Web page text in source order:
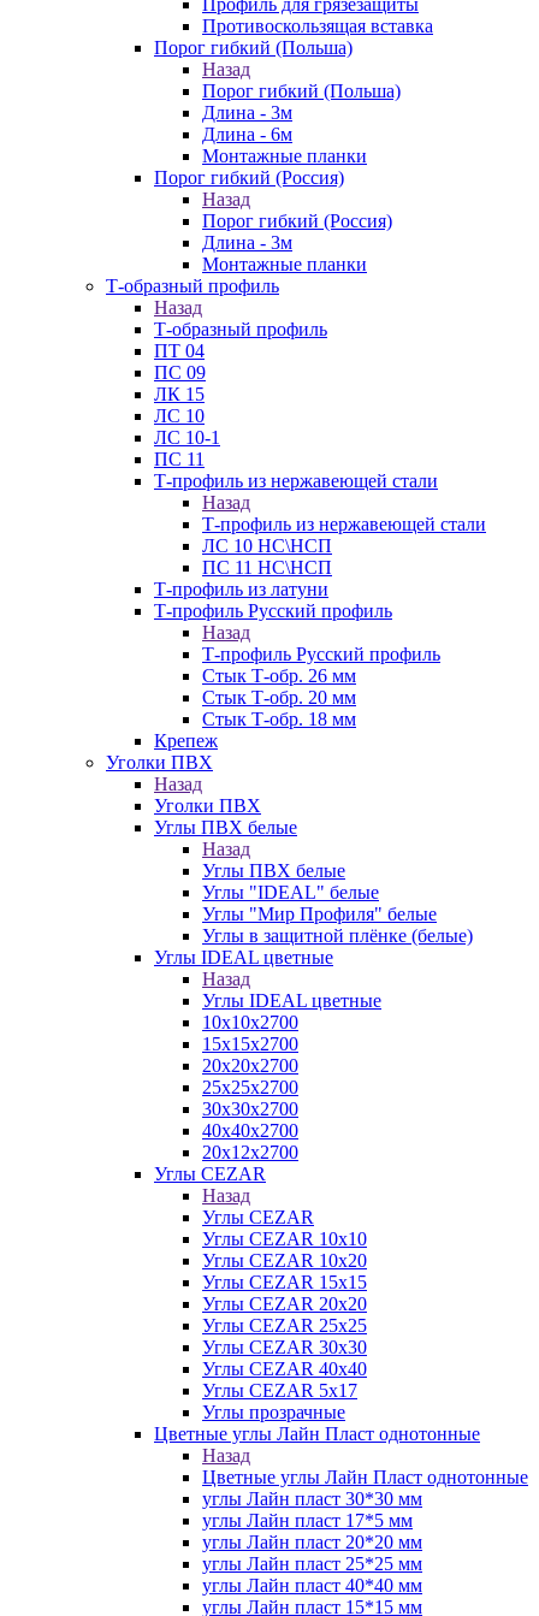
Профиль для грязезащиты
Противоскользящая вставка
Порог гибкий (Польша)
Назад
Порог гибкий (Польша)
Длина - 3м
Длина - 6м
Монтажные планки
Порог гибкий (Россия)
Назад
Порог гибкий (Россия)
Длина - 3м
Монтажные планки
Т-образный профиль
Назад
Т-образный профиль
ПТ 04
ПС 09
ЛК 15
ЛС 10
ЛС 10-1
ПС 11
Т-профиль из нержавеющей стали
Назад
Т-профиль из нержавеющей стали
ЛС 10 НС\НСП
ПС 11 НС\НСП
Т-профиль из латуни
Т-профиль Русский профиль
Назад
Т-профиль Русский профиль
Стык Т-обр. 26 мм
Стык Т-обр. 20 мм
Стык Т-обр. 18 мм
Крепеж
Уголки ПВХ
Назад
Уголки ПВХ
Углы ПВХ белые
Назад
Углы ПВХ белые
Углы "IDEAL" белые
Углы "Мир Профиля" белые
Углы в защитной плёнке (белые)
Углы IDEAL цветные
Назад
Углы IDEAL цветные
10х10х2700
15х15х2700
20х20х2700
25х25х2700
30х30х2700
40х40х2700
20х12х2700
Углы CEZAR
Назад
Углы CEZAR
Углы CEZAR 10х10
Углы CEZAR 10х20
Углы CEZAR 15х15
Углы CEZAR 20х20
Углы CEZAR 25х25
Углы CEZAR 30х30
Углы CEZAR 40х40
Углы CEZAR 5х17
Углы прозрачные
Цветные углы Лайн Пласт однотонные
Назад
Цветные углы Лайн Пласт однотонные
углы Лайн пласт 30*30 мм
углы Лайн пласт 17*5 мм
углы Лайн пласт 20*20 мм
углы Лайн пласт 25*25 мм
углы Лайн пласт 40*40 мм
углы Лайн пласт 15*15 мм